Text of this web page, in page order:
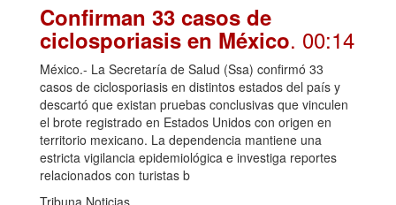
Confirman 33 casos de
ciclosporiasis en México. 00:14
México.- La Secretaría de Salud (Ssa) confirmó 33
casos de ciclosporiasis en distintos estados del país y
descartó que existan pruebas conclusivas que vinculen
el brote registrado en Estados Unidos con origen en
territorio mexicano. La dependencia mantiene una
estricta vigilancia epidemiológica e investiga reportes
relacionados con turistas b
Tribuna Noticias